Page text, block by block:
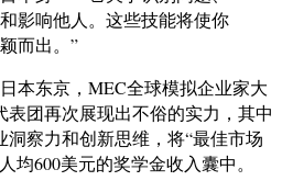
影响他人。这些技能将使你
而出。”
本东京，MEC全球模拟企业家大
团再次展现出不俗的实力，其中
察力和创新思维，将“最佳市场
均600美元的奖学金收入囊中。